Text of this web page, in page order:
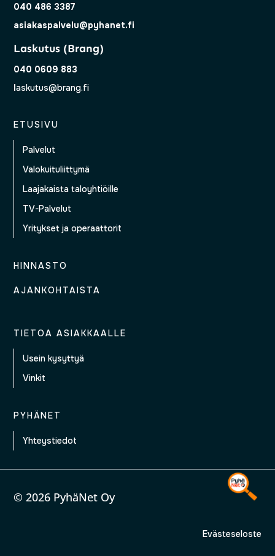
040 486 3387
asiakaspalvelu@pyhanet.fi
Laskutus (Brang)
040 0609 883
laskutus@brang.fi
ETUSIVU
Palvelut
Valokuituliittymä
Laajakaista taloyhtiöille
TV-Palvelut
Yritykset ja operaattorit
HINNASTO
AJANKOHTAISTA
TIETOA ASIAKKAALLE
Usein kysyttyä
Vinkit
PYHÄNET
Yhteystiedot
© 2026 PyhäNet Oy
Evästeseloste